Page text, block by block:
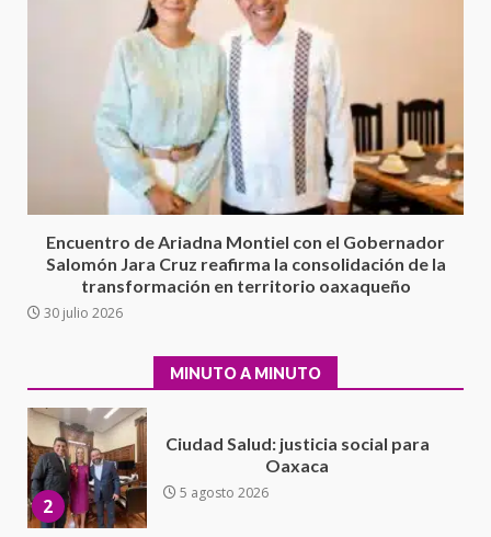
Encuentro de Ariadna Montiel con el Gobernador
Salomón Jara Cruz reafirma la consolidación de la
transformación en territorio oaxaqueño
30 julio 2026
MINUTO A MINUTO
Sin paso carretera Oaxaca-
Cuacnopalan
26 junio 2026
Exhorta Poder Legislativo al
IEEPO y al Iocied a realizar una
evaluación técnica y estructural
integral de las instalaciones de la
Moisés Sáenz Garza
5 agosto 2026
5 agosto 2026
3
con el Gobernador Salomón Jara
Cruz reafirma la consolidación
de la transformación en